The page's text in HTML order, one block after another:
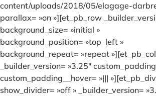
content/uploads/2018/05/elagage-
parallax= »on »][et_pb_row
background_size= »initial »
background_position= »top_left »
background_repeat= »repeat
_builder_version= »3.25″
custom_padding__hover= »|||
show_divider= »off » _builder_version=